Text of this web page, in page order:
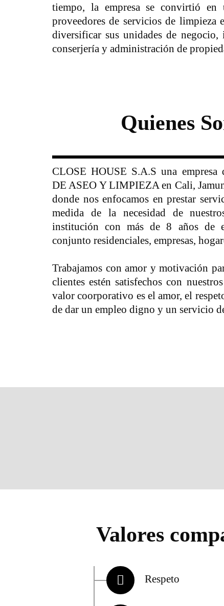
tiempo, la empresa se convirtió en
proveedores de servicios de limpieza
diversificar sus unidades de
conserjería y administración de
Quienes
CLOSE HOUSE S.A.S una empresa
DE ASEO Y LIMPIEZA en Cali,
donde nos enfocamos en prestar
medida de la necesidad de
institución con más de 8 años de
conjunto residenciales, empresas,
Trabajamos con amor y motivación
clientes estén satisfechos con
valor coorporativo es el amor, el
de dar un empleo digno y un servicio
Valores
Respeto